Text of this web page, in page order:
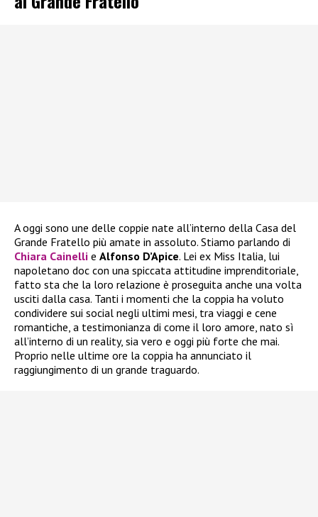
A oggi sono une delle coppie nate all’interno della Casa del
Grande Fratello più amate in assoluto. Stiamo parlando di
Chiara Cainelli e Alfonso D’Apice. Lei ex Miss Italia, lui
napoletano doc con una spiccata attitudine imprenditoriale,
fatto sta che la loro relazione è proseguita anche una volta
usciti dalla casa. Tanti i momenti che la coppia ha voluto
condividere sui social negli ultimi mesi, tra viaggi e cene
romantiche, a testimonianza di come il loro amore, nato sì
all’interno di un reality, sia vero e oggi più forte che mai.
Proprio nelle ultime ore la coppia ha annunciato il
raggiungimento di un grande traguardo.